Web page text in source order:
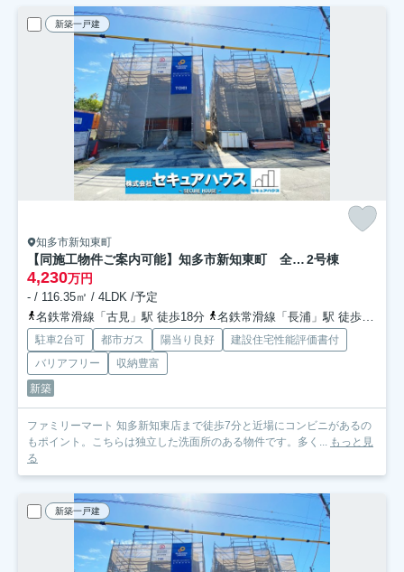
新築一戸建
知多市新知東町
【同施工物件ご案内可能】知多市新知東町 全2棟 2号棟
4,230万円
- / 116.35㎡ / 4LDK /予定
名鉄常滑線「古見」駅 徒歩18分
名鉄常滑線「長浦」駅 徒歩31分
駐車2台可 都市ガス 陽当り良好
建設住宅性能評価書付
バリアフリー
収納豊富
新築
ファミリーマート 知多新知東店まで徒歩7分と近場にコンビニがあるの
もポイント。こちらは独立した洗面所のある物件です。多く... もっと見
る
新築一戸建